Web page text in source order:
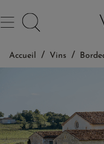
Accueil Vins